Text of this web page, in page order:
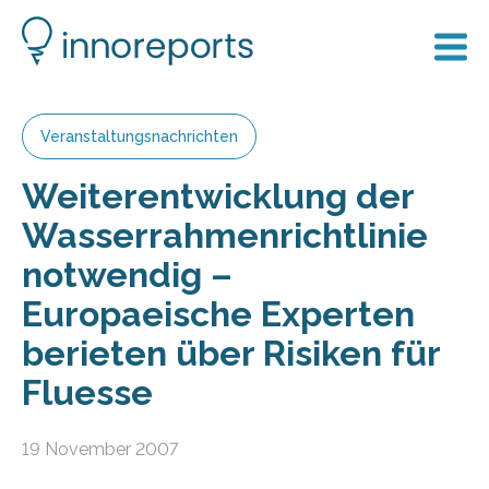
Veranstaltungsnachrichten
Weiterentwicklung der
Wasserrahmenrichtlinie
notwendig –
Europaeische Experten
berieten über Risiken für
Fluesse
19 November 2007